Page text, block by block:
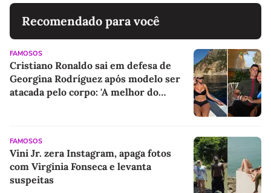
Recomendado para você
FAMOSOS
Cristiano Ronaldo sai em defesa de
Georgina Rodríguez após modelo ser
atacada pelo corpo: 'A melhor do
FAMOSOS
Vini Jr. zera Instagram, apaga fotos
com Virginia Fonseca e levanta
suspeitas